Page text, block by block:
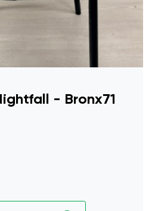
- Bronx71